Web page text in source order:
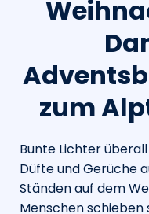
zum
Bunte Lichter
Düfte und Gerüche
Ständen auf dem
Menschen